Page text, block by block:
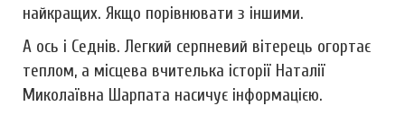
найкращих. Якщо порівнювати з іншими.
А ось і Седнів. Легкий серпневий вітерець огортає
теплом, а місцева вчителька історії Наталії
Миколаївна Шарпата насичує інформацією.